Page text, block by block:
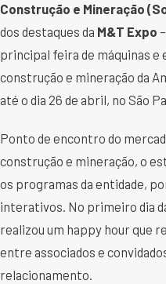
Construção e Mineração
dos destaques da M&T Expo
principal feira de máquinas e
construção e mineração da
até o dia 26 de abril, no São
Ponto de encontro do
construção e mineração, o
os programas da entidade,
interativos. No primeiro dia
realizou um happy hour que
entre associados e
relacionamento.